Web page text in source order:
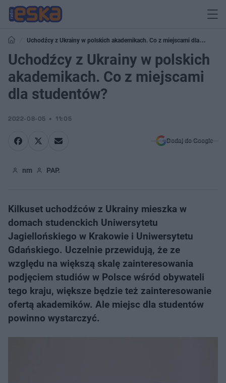
Uchodźcy z Ukrainy w polskich akademikach. Co z miejscami dla
studentów?
Uchodźcy z Ukrainy w polskich
akademikach. Co z miejscami
dla studentów?
2022-08-05 11:05
Dodaj do Google
nm PAP.
Kilkuset uchodźców z Ukrainy mieszka w
domach studenckich Uniwersytetu
Jagiellońskiego w Krakowie i Uniwersytetu
Gdańskiego. Uczelnie przewidują, że ze
względu na większą skalę zainteresowania
podjęciem studiów w Polsce wśród obywateli
tego kraju, większe będzie też zainteresowanie
ofertą akademików. Ale miejsc dla studentów
powinno wystarczyć.